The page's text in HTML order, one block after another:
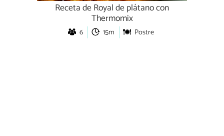
Receta de Royal de plátano con
Thermomix
6 15m Postre